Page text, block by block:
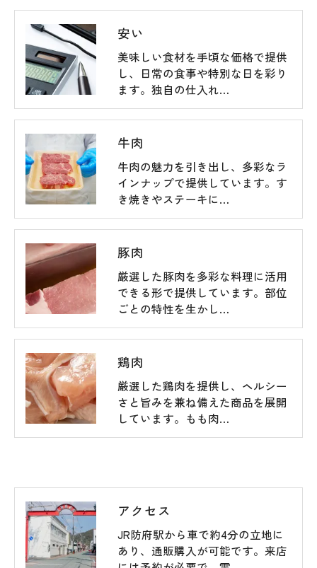
安い
美味しい食材を手頃な価格で提供
し、日常の食事や特別な日を彩り
ます。独自の仕入れ…
牛肉
牛肉の魅力を引き出し、多彩なラ
インナップで提供しています。す
き焼きやステーキに…
豚肉
厳選した豚肉を多彩な料理に活用
できる形で提供しています。部位
ごとの特性を生かし…
鶏肉
厳選した鶏肉を提供し、ヘルシー
さと旨みを兼ね備えた商品を展開
しています。もも肉…
アクセス
JR防府駅から車で約4分の立地に
あり、通販購入が可能です。来店